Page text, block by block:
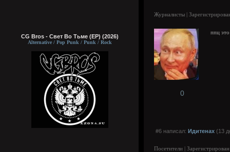
CG Bros - Свет Во Тьме (EP) (2026)
Alternative / Pop Punk / Punk / Rock
Журналисты |
ппц
0
#6 написал: Идитенах (13
Посетители |